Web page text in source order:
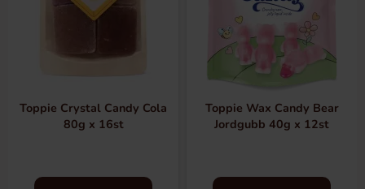
Toppie Crystal Candy Cola
80g x 16st
Toppie Wax Candy Bear
Jordgubb 40g x 12st